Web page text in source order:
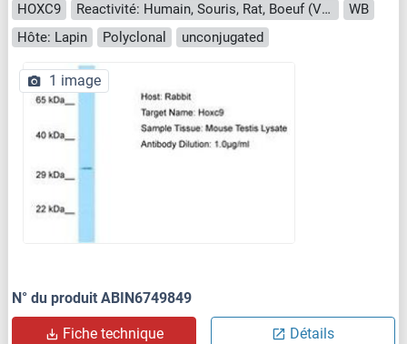
HOXC9 Reactivité: Humain, Souris, Rat, Boeuf (Vache), Chévre, Lapin, Cheval, Mouton, Roussette (Chauve-souris), Singe, Poulet
WB
Hôte: Lapin
Polyclonal unconjugated
1 image
N° du produit ABIN6749849
Fiche technique Détails